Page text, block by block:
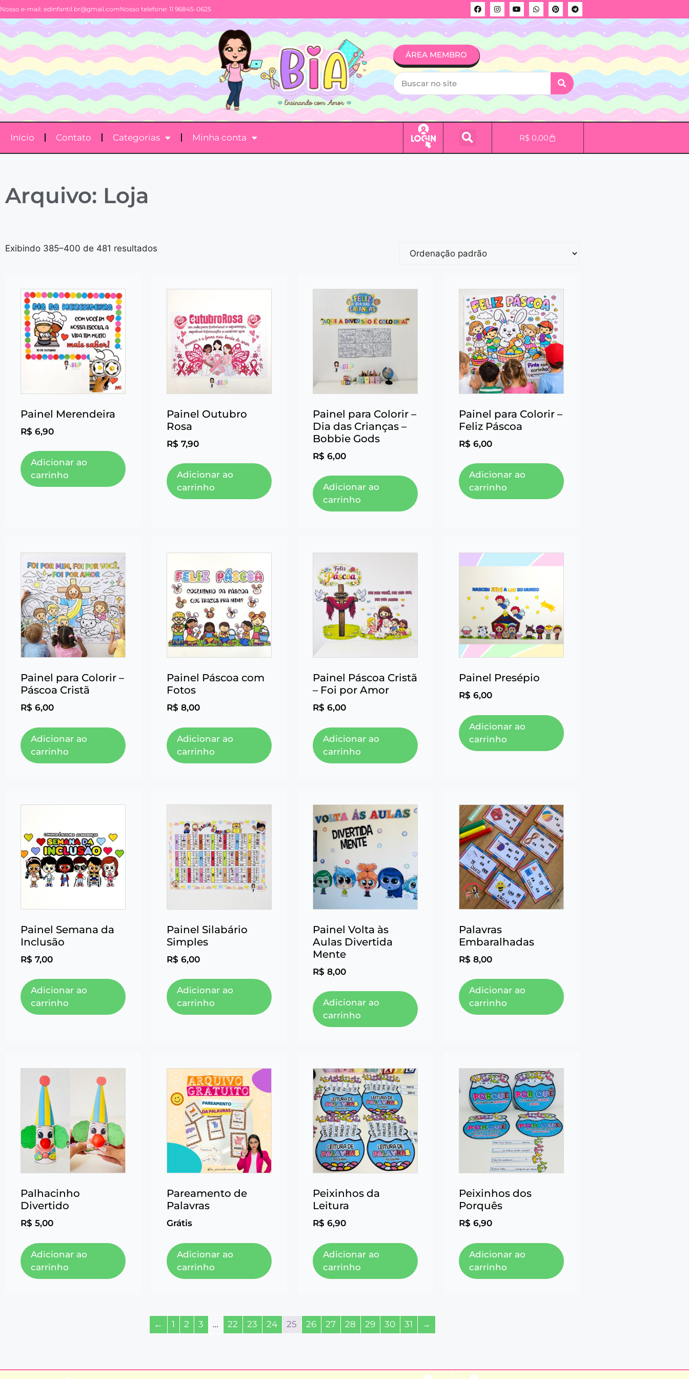
Nosso e-mail: edinfantil.br@gmail.comNosso telefone: 11 96845-0625
ÁREA MEMBRO
Início Contato Categorias Minha conta R$ 0,00
Arquivo: Loja
Exibindo 385–400 de 481 resultados
Painel Merendeira
R$ 6,90
Adicionar ao
carrinho
Painel Outubro
Rosa
R$ 7,90
Adicionar ao
carrinho
Painel para Colorir –
Dia das Crianças –
Bobbie Gods
R$ 6,00
Adicionar ao
carrinho
Painel para Colorir –
Feliz Páscoa
R$ 6,00
Adicionar ao
carrinho
Painel para Colorir –
Páscoa Cristã
R$ 6,00
Adicionar ao
carrinho
Painel Páscoa com
Fotos
R$ 8,00
Adicionar ao
carrinho
Painel Páscoa Cristã
– Foi por Amor
R$ 6,00
Adicionar ao
carrinho
Painel Presépio
R$ 6,00
Adicionar ao
carrinho
Painel Semana da
Inclusão
R$ 7,00
Adicionar ao
carrinho
Painel Silabário
Simples
R$ 6,00
Adicionar ao
carrinho
Painel Volta às
Aulas Divertida
Mente
R$ 8,00
Adicionar ao
carrinho
Palavras
Embaralhadas
R$ 8,00
Adicionar ao
carrinho
Palhacinho
Divertido
R$ 5,00
Adicionar ao
carrinho
Pareamento de
Palavras
Grátis
Adicionar ao
carrinho
Peixinhos da
Leitura
R$ 6,90
Adicionar ao
carrinho
Peixinhos dos
Porquês
R$ 6,90
Adicionar ao
carrinho
← 1 2 3 … 22 23 24 25 26 27 28 29 30 31 →